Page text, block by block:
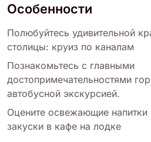
Особенности
Полюбуйтесь удивительной
столицы: круиз по каналам
Познакомьтесь с главными
достопримечательностями
автобусной экскурсией.
Оцените освежающие напитки
закуски в кафе на лодке